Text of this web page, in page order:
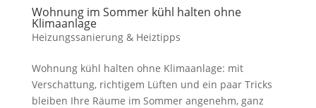
Wohnung im Sommer kühl halten ohne
Klimaanlage
Heizungssanierung & Heiztipps
Wohnung kühl halten ohne Klimaanlage: mit
Verschattung, richtigem Lüften und ein paar Tricks
bleiben Ihre Räume im Sommer angenehm, ganz